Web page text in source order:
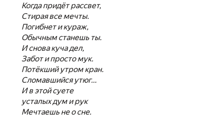
Когда придёт рассвет,
Стирая все мечты.
Погибнет и кураж,
Обычным станешь ты.
И снова куча дел,
Забот и просто мук.
Потёкший утром кран.
Сломавшийся утюг…
И в этой суете
усталых дум и рук
Мечтаешь не о сне.